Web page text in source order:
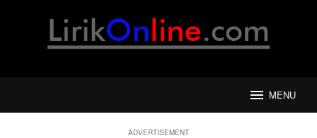
MENU
ADVERTISEMENT